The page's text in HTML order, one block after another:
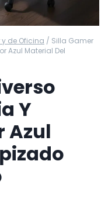
de Oficina / Silla Gamer
Azul Material Del
Y
Azul